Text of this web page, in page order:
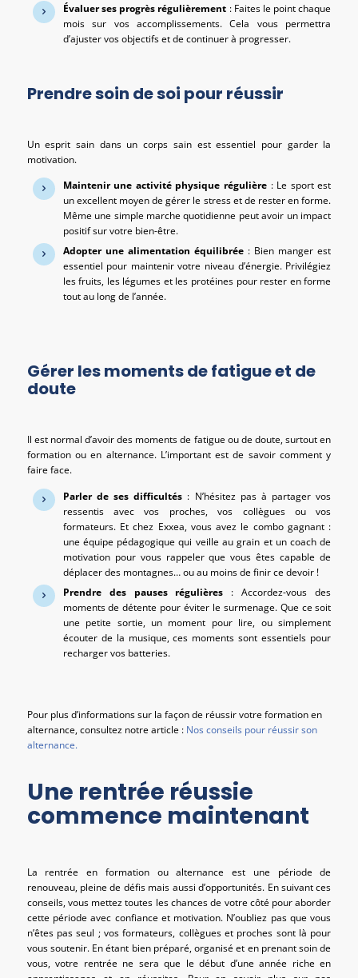
Évaluer ses progrès régulièrement : Faites le point chaque
mois sur vos accomplissements. Cela vous permettra
d’ajuster vos objectifs et de continuer à progresser.
Prendre soin de soi pour réussir
Un esprit sain dans un corps sain est essentiel pour garder la
motivation.
Maintenir une activité physique régulière : Le sport est
un excellent moyen de gérer le stress et de rester en forme.
Même une simple marche quotidienne peut avoir un impact
positif sur votre bien-être.
Adopter une alimentation équilibrée: Bien manger est
essentiel pour maintenir votre niveau d’énergie. Privilégiez
les fruits, les légumes et les protéines pour rester en forme
tout au long de l’année.
Gérer les moments de fatigue et de
doute
Il est normal d’avoir des moments de fatigue ou de doute, surtout en
formation ou en alternance. L’important est de savoir comment y
faire face.
Parler de ses difficultés : N’hésitez pas à partager vos
ressentis avec vos proches, vos collègues ou vos
formateurs. Et chez Exxea, vous avez le combo gagnant :
une équipe pédagogique qui veille au grain et un coach de
motivation pour vous rappeler que vous êtes capable de
déplacer des montagnes… ou au moins de finir ce devoir !
Prendre des pauses régulières : Accordez-vous des
moments de détente pour éviter le surmenage. Que ce soit
une petite sortie, un moment pour lire, ou simplement
écouter de la musique, ces moments sont essentiels pour
recharger vos batteries.
Pour plus d’informations sur la façon de réussir votre formation en
alternance, consultez notre article : Nos conseils pour réussir son
alternance.
Une rentrée réussie
commence maintenant
La rentrée en formation ou alternance est une période de
renouveau, pleine de défis mais aussi d’opportunités. En suivant ces
conseils, vous mettez toutes les chances de votre côté pour aborder
cette période avec confiance et motivation. N’oubliez pas que vous
n’êtes pas seul ; vos formateurs, collègues et proches sont là pour
vous soutenir. En étant bien préparé, organisé et en prenant soin de
vous, votre rentrée ne sera que le début d’une année riche en